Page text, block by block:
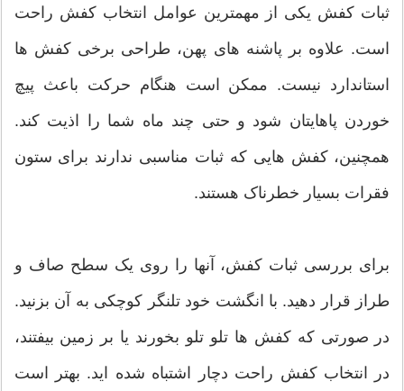
ثبات کفش یکی از مهمترین عوامل انتخاب کفش راحت
است. علاوه بر پاشنه های پهن، طراحی برخی کفش ها
استاندارد نیست. ممکن است هنگام حرکت باعث پیچ
خوردن پاهایتان شود و حتی چند ماه شما را اذیت کند.
همچنین، کفش هایی که ثبات مناسبی ندارند برای ستون
فقرات بسیار خطرناک هستند.
برای بررسی ثبات کفش، آنها را روی یک سطح صاف و
طراز قرار دهید. با انگشت خود تلنگر کوچکی به آن بزنید.
در صورتی که کفش ها تلو تلو بخورند یا بر زمین بیفتند،
در انتخاب کفش راحت دچار اشتباه شده اید. بهتر است